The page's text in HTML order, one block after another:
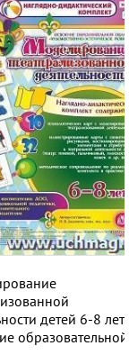
детей 6-8 лет.
образовательной